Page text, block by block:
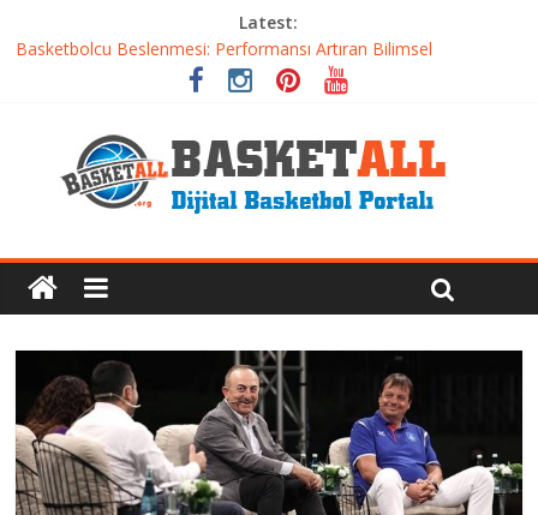
Latest:
Basketbolcu Beslenmesi: Performansı Artıran Bilimsel
Basketbolda Şut Antrenmanı ve Grafik Oluşturma
Dünyanın En İyi Basketbol Takımı: Gerçek Şampiyon Kim?
Etkili Basketbol Antrenmanı Nasıl Olmalı